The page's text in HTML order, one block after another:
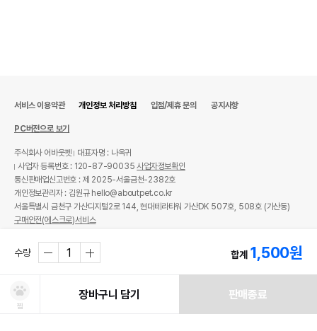
수량 합계 1,500원
찜
장바구니 담기 판매종료
서비스 이용약관 개인정보 처리방침 입점/제휴 문의 공지사항
PC버전으로 보기
주식회사 어바웃펫
대표자명 : 나옥귀
사업자 등록번호 : 120-87-90035사업자정보확인
통신판매업신고번호 : 제 2025-서울금천-2382호
개인정보관리자 : 김원규 hello@aboutpet.co.kr
서울특별시 금천구 가산디지털2로 144, 현대테라타워 가산DK 507호, 508호 (가산동)
구매안전(에스크로)서비스